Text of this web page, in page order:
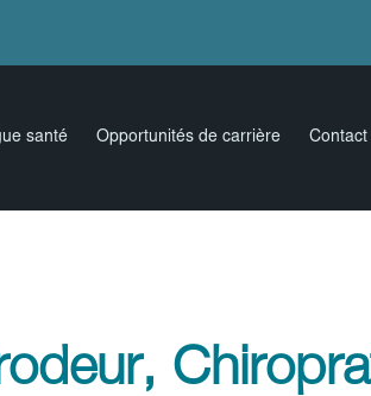
santé Opportunités de carrière Contact